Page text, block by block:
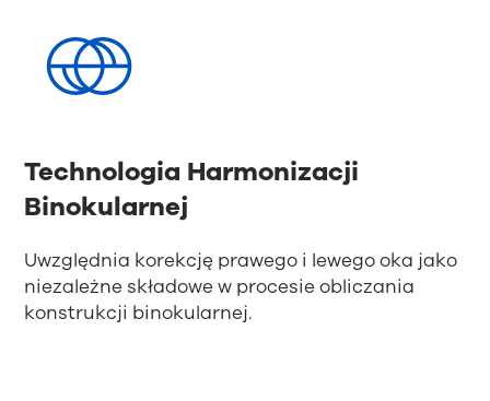
Technologia Harmonizacji
Binokularnej
Uwzględnia korekcję prawego i lewego oka jako
niezależne składowe w procesie obliczania
konstrukcji binokularnej.